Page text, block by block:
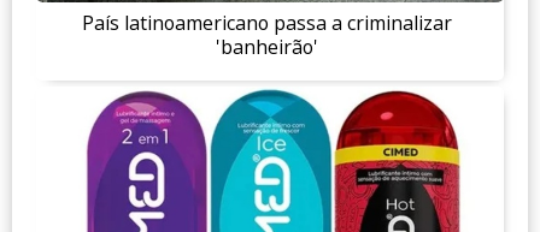
País latinoamericano passa a criminalizar
'banheirão'